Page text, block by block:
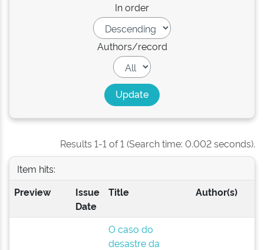
In order
Authors/record
Results 1-1 of 1 (Search time: 0.002 seconds).
Item hits:
Preview
Issue
Date
Title Author(s)
O caso do
desastre da